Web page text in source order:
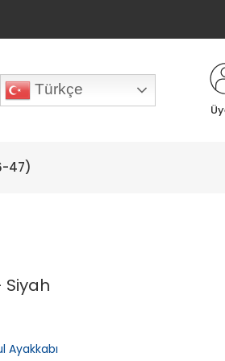
Türkçe
47)
Siyah
Ayakkabı